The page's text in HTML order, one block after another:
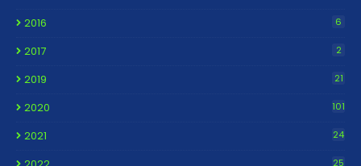
2016
6
2017 2
2019 21
2020 101
2021 24
25